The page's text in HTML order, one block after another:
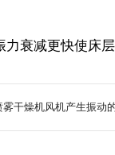
衰减更快使床
雾干燥机风机产生振动